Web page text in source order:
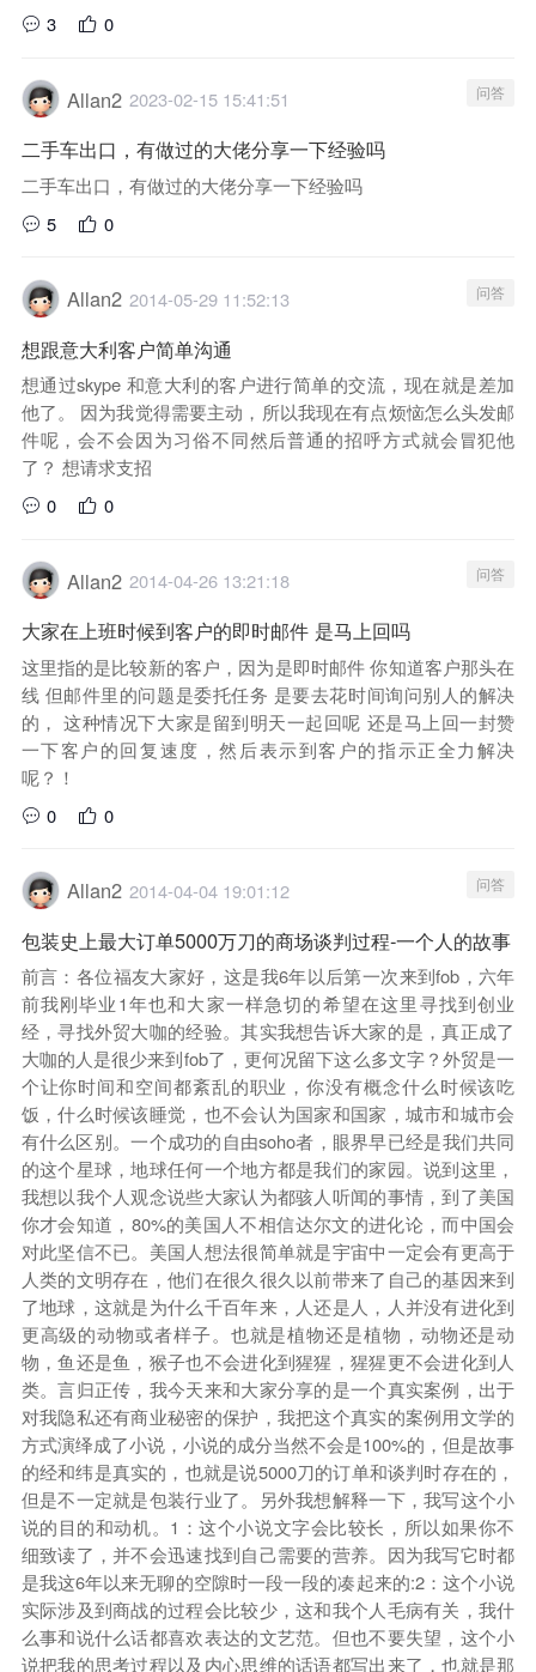
3
0
Allan2 2023-02-15 15:41:51 问答
二手车出口，有做过的大佬分享一下经验吗
二手车出口，有做过的大佬分享一下经验吗
5
0
Allan2 2014-05-29 11:52:13 问答
想跟意大利客户简单沟通
想通过skype 和意大利的客户进行简单的交流，现在就是差加
他了。 因为我觉得需要主动，所以我现在有点烦恼怎么头发邮
件呢，会不会因为习俗不同然后普通的招呼方式就会冒犯他
了？ 想请求支招
0
0
Allan2 2014-04-26 13:21:18 问答
大家在上班时候到客户的即时邮件 是马上回吗
这里指的是比较新的客户，因为是即时邮件 你知道客户那头在
线 但邮件里的问题是委托任务 是要去花时间询问别人的解决
的， 这种情况下大家是留到明天一起回呢 还是马上回一封赞
一下客户的回复速度，然后表示到客户的指示正全力解决
呢？！
0
0
Allan2 2014-04-04 19:01:12 问答
包装史上最大订单5000万刀的商场谈判过程-一个人的故事
前言：各位福友大家好，这是我6年以后第一次来到fob，六年
前我刚毕业1年也和大家一样急切的希望在这里寻找到创业
经，寻找外贸大咖的经验。其实我想告诉大家的是，真正成了
大咖的人是很少来到fob了，更何况留下这么多文字？外贸是一
个让你时间和空间都紊乱的职业，你没有概念什么时候该吃
饭，什么时候该睡觉，也不会认为国家和国家，城市和城市会
有什么区别。一个成功的自由soho者，眼界早已经是我们共同
的这个星球，地球任何一个地方都是我们的家园。说到这里，
我想以我个人观念说些大家认为都骇人听闻的事情，到了美国
你才会知道，80%的美国人不相信达尔文的进化论，而中国会
对此坚信不已。美国人想法很简单就是宇宙中一定会有更高于
人类的文明存在，他们在很久很久以前带来了自己的基因来到
了地球，这就是为什么千百年来，人还是人，人并没有进化到
更高级的动物或者样子。也就是植物还是植物，动物还是动
物，鱼还是鱼，猴子也不会进化到猩猩，猩猩更不会进化到人
类。言归正传，我今天来和大家分享的是一个真实案例，出于
对我隐私还有商业秘密的保护，我把这个真实的案例用文学的
方式演绎成了小说，小说的成分当然不会是100%的，但是故事
的经和纬是真实的，也就是说5000刀的订单和谈判时存在的，
但是不一定就是包装行业了。另外我想解释一下，我写这个小
说的目的和动机。1：这个小说文字会比较长，所以如果你不
细致读了，并不会迅速找到自己需要的营养。因为我写它时都
是我这6年以来无聊的空隙时一段一段的凑起来的:2：这个小说
实际涉及到商战的过程会比较少，这和我个人毛病有关，我什
么事和说什么话都喜欢表达的文艺范。但也不要失望，这个小
说把我的思考过程以及内心思维的话语都写出来了，也就是那